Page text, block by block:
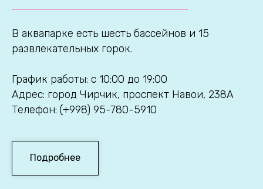
В аквапарке есть шесть бассейнов и 15
развлекательных горок.
График работы: с 10:00 до 19:00
Адрес: город Чирчик, проспект Навои, 238А
Телефон: (+998) 95-780-5910
Подробнее